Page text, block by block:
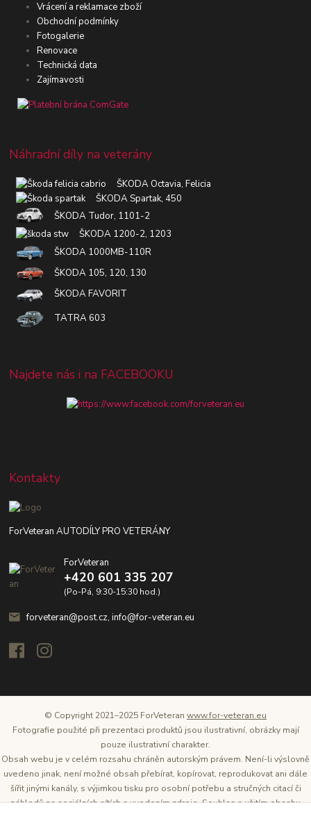
Vrácení a reklamace zboží
Obchodní podmínky
Fotogalerie
Renovace
Technická data
Zajímavosti
Náhradní díly na veterány
ŠKODA Octavia, Felicia
ŠKODA Spartak, 450
ŠKODA Tudor, 1101-2
ŠKODA 1200-2, 1203
ŠKODA 1000MB-110R
ŠKODA 105, 120, 130
ŠKODA FAVORIT
TATRA 603
Najdete nás i na FACEBOOKU
Kontakty
ForVeteran AUTODÍLY PRO VETERÁNY
ForVeteran
+420 601 335 207
(Po-Pá, 9:30-15:30 hod.)
forveteran@post.cz, info@for-veteran.eu
© Copyright 2021–2025 ForVeteran www.for-veteran.eu
Fotografie použité při prezentaci produktů jsou ilustrativní, obrázky mají
pouze ilustrativní charakter.
Obsah webu je v celém rozsahu chráněn autorským právem. Není-li výslovně
uvedeno jinak, není možné obsah přebírat, kopírovat, reprodukovat ani dále
šířit jinými kanály, s výjimkou tisku pro osobní potřebu a stručných citací či
náhledů na sociálních sítích s uvedením zdroje. Souhlas s užitím obsahu